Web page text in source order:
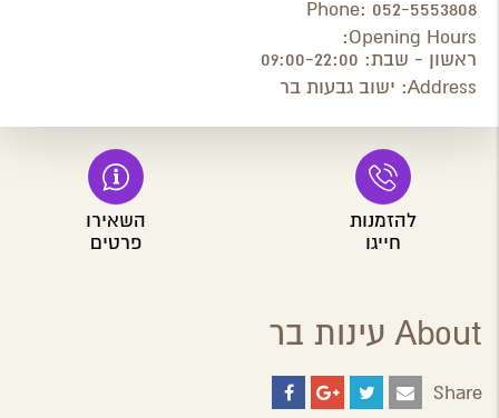
Phone: 052-5553808
Opening Hours:
ראשון - שבת: 09:00-22:00
Address: ישוב גבעות בר
להזמנות
חייגו
השאירו
פרטים
About עינות בר
Share